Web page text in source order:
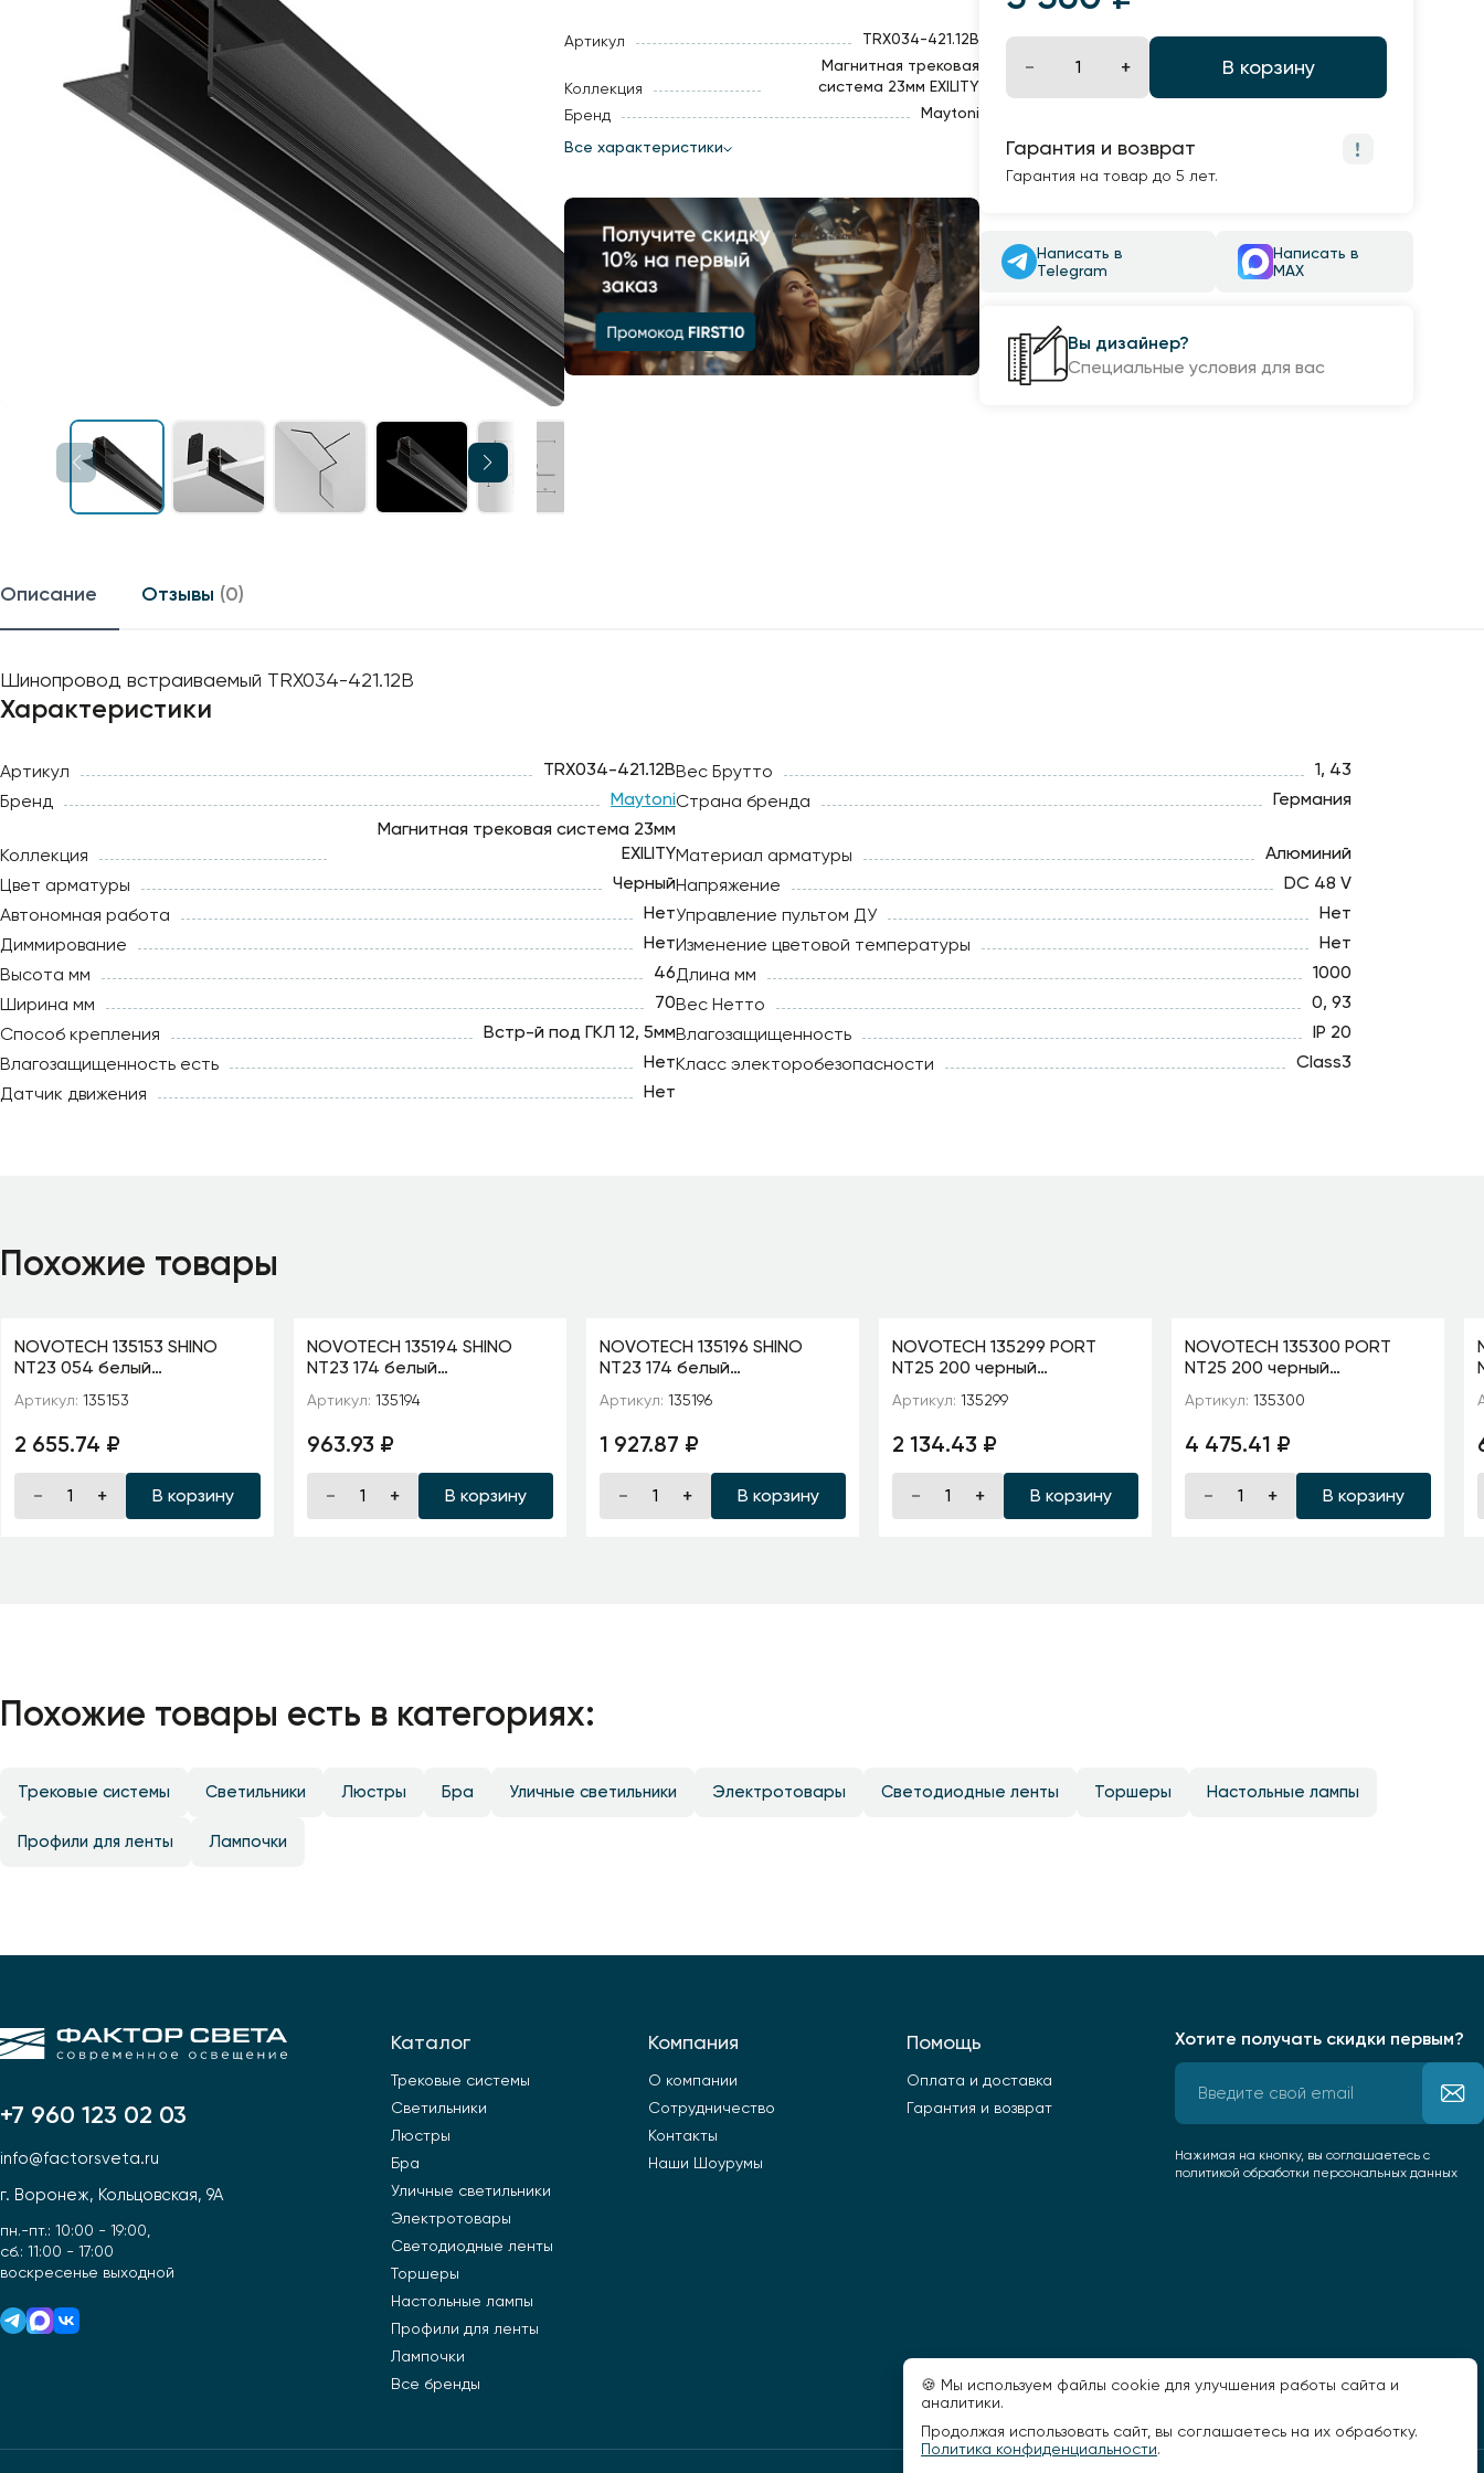
Уличные светильники
Электротовары
Светодиодные ленты
Артикул TRX034-421.12B
Коллекция
Магнитная трековая
система 23мм EXILITY
Бренд
Maytoni
Все характеристики
В корзину
Гарантия и возврат
Гарантия на товар до 5 лет.
Написать в
Telegram
Написать в
MAX
Вы дизайнер?
Специальные условия для вас
Описание Отзывы (0)
Шинопровод встраиваемый TRX034-421.12B
Характеристики
Артикул TRX034-421.12BВес Брутто
1, 43
Бренд
MaytoniСтрана бренда Германия
Коллекция
Магнитная трековая система 23мм
EXILITYМатериал арматуры
Алюминий
Цвет арматуры
ЧерныйНапряжение
DC 48 V
Автономная работа
НетУправление пультом ДУ
Нет
Диммирование
НетИзменение цветовой температуры
Нет
Высота мм
46Длина мм
1000
Ширина мм
70Вес Нетто
0, 93
Способ крепления
Встр-й под ГКЛ 12, 5ммВлагозащищенность
IP 20
Влагозащищенность есть
НетКласс электоробезопасности
Class3
Датчик движения
Нет
Похожие товары
NOVOTECH 135153 SHINO
NT23 054 белый
1м IP20 48V FLUM
Артикул: 135153
2 655.74 ₽
В корзину
NOVOTECH 135194 SHINO
NT23 174 белый
шинопровод 1м, заглушки в
Артикул: 135194
963.93 ₽
В корзину
NOVOTECH 135196 SHINO
NT23 174 белый
шинопровод, заглушки в
Артикул: 135196
1 927.87 ₽
В корзину
NOVOTECH 135299 PORT
NT25 200 черный
подвесной в комплекте
Артикул: 135299
2 134.43 ₽
В корзину
NOVOTECH 135300 PORT
NT25 200 черный
подвесной в комплекте
Артикул: 135300
4 475.41 ₽
В корзину
Похожие товары есть в категориях:
Трековые системы Светильники Люстры Бра Уличные светильники Электротовары Светодиодные ленты Торшеры Настольные лампы
Профили для ленты Лампочки
+7 960 123 02 03
info@factorsveta.ru
г. Воронеж, Кольцовская, 9А
пн.-пт.: 10:00 - 19:00,
сб.: 11:00 - 17:00
воскресенье выходной
Каталог
Трековые системы
Светильники
Люстры
Бра
Уличные светильники
Электротовары
Светодиодные ленты
Торшеры
Настольные лампы
Профили для ленты
Лампочки
Все бренды
Компания
О компании
Сотрудничество
Контакты
Наши Шоурумы
Помощь
Оплата и доставка
Гарантия и возврат
Хотите получать скидки первым?
Нажимая на кнопку, вы соглашаетесь с
политикой обработки персональных данных
Профили для ленты
🍪 Мы используем файлы cookie для улучшения работы сайта и
аналитики.
Продолжая использовать сайт, вы соглашаетесь на их обработку.
Политика конфиденциальности.